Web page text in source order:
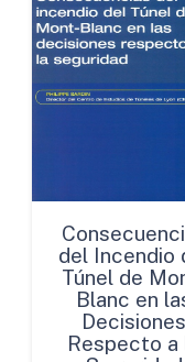
del Incendio
Túnel de
Blanc en
Decisiones
Respecto a